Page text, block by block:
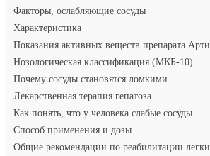
Факторы, ослабляющие сосуды
Характеристика
Показания активных веществ препарата
Нозологическая классификация (МКБ-10)
Почему сосуды становятся ломкими
Лекарственная терапия гепатоза
Как понять, что у человека слабые сосуды
Способ применения и дозы
Общие рекомендации по реабилитации